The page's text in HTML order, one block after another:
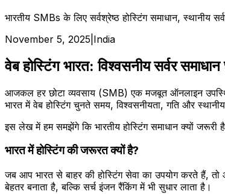
भारतीय SMBs के लिए सर्वश्रेष्ठ होस्टिंग समाधान, स्थानीय
November 5, 2025 India
वेब होस्टिंग भारत: विश्वसनीय सर्वर
आजकल हर छोटा व्यवसाय (SMB) एक मजबूत ऑनलाइन
भारत में वेब होस्टिंग चुनते समय, विश्वसनीयता, गति और स्थानीय
इस लेख में हम समझेंगे कि भारतीय होस्टिंग समाधान क्यों
भारत में होस्टिंग की जरूरत क्यों है?
जब आप भारत से बाहर की होस्टिंग सेवा का उपयोग करते हैं, तो
बेहतर बनाता है, बल्कि सर्च इंजन रैंकिंग में भी सुधार लाता है।